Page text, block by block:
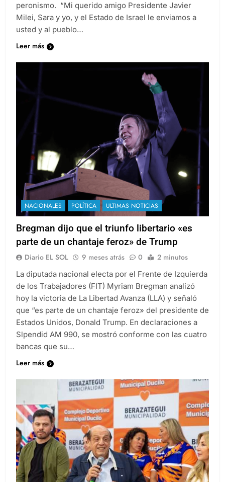
peronismo. “Mi querido amigo Presidente Javier
Milei, Sara y yo, y el Estado de Israel le enviamos a
usted y al pueblo…
Leer más
NACIONALES POLÍTICA ULTIMAS NOTICIAS
Bregman dijo que el triunfo libertario «es
parte de un chantaje feroz» de Trump
Diario EL SOL 9 meses atrás 0 2 minutos
La diputada nacional electa por el Frente de Izquierda
de los Trabajadores (FIT) Myriam Bregman analizó
hoy la victoria de La Libertad Avanza (LLA) y señaló
que “es parte de un chantaje feroz» del presidente de
Estados Unidos, Donald Trump. En declaraciones a
Slpendid AM 990, se mostró conforme con las cuatro
bancas que su…
Leer más